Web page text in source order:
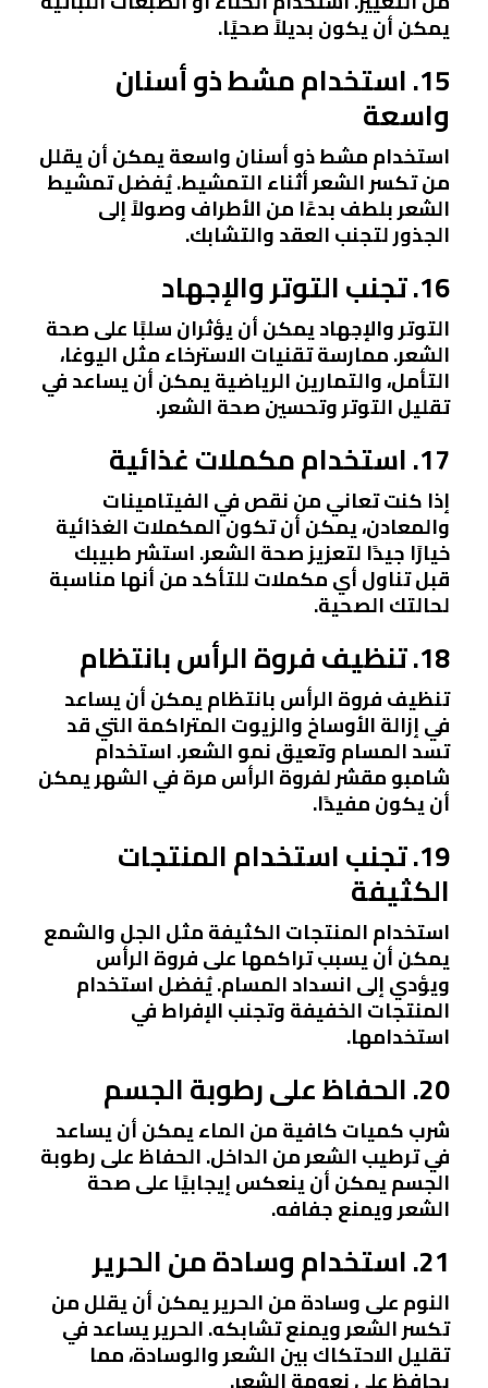
يمكن أن يكون بديلاً صحيًا.
15. استخدام مشط ذو أسنان
واسعة
استخدام مشط ذو أسنان واسعة يمكن أن يقلل
من تكسر الشعر أثناء التمشيط. يُفضل تمشيط
الشعر بلطف بدءًا من الأطراف وصولاً إلى
الجذور لتجنب العقد والتشابك.
16. تجنب التوتر والإجهاد
التوتر والإجهاد يمكن أن يؤثران سلبًا على صحة
الشعر. ممارسة تقنيات الاسترخاء مثل اليوغا،
التأمل، والتمارين الرياضية يمكن أن يساعد في
تقليل التوتر وتحسين صحة الشعر.
17. استخدام مكملات غذائية
إذا كنت تعاني من نقص في الفيتامينات
والمعادن، يمكن أن تكون المكملات الغذائية
خيارًا جيدًا لتعزيز صحة الشعر. استشر طبيبك
قبل تناول أي مكملات للتأكد من أنها مناسبة
لحالتك الصحية.
18. تنظيف فروة الرأس بانتظام
تنظيف فروة الرأس بانتظام يمكن أن يساعد
في إزالة الأوساخ والزيوت المتراكمة التي قد
تسد المسام وتعيق نمو الشعر. استخدام
شامبو مقشر لفروة الرأس مرة في الشهر يمكن
أن يكون مفيدًا.
19. تجنب استخدام المنتجات
الكثيفة
استخدام المنتجات الكثيفة مثل الجل والشمع
يمكن أن يسبب تراكمها على فروة الرأس
ويؤدي إلى انسداد المسام. يُفضل استخدام
المنتجات الخفيفة وتجنب الإفراط في
استخدامها.
20. الحفاظ على رطوبة الجسم
شرب كميات كافية من الماء يمكن أن يساعد
في ترطيب الشعر من الداخل. الحفاظ على رطوبة
الجسم يمكن أن ينعكس إيجابيًا على صحة
الشعر ويمنع جفافه.
21. استخدام وسادة من الحرير
النوم على وسادة من الحرير يمكن أن يقلل من
تكسر الشعر ويمنع تشابكه. الحرير يساعد في
تقليل الاحتكاك بين الشعر والوسادة، مما